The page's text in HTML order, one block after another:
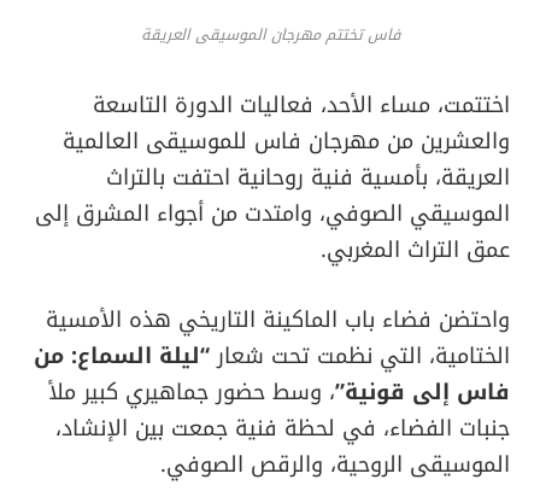
فاس تختتم مهرجان الموسيقى العريقة
اختتمت، مساء الأحد، فعاليات الدورة التاسعة
والعشرين من مهرجان فاس للموسيقى العالمية
العريقة، بأمسية فنية روحانية احتفت بالتراث
الموسيقي الصوفي، وامتدت من أجواء المشرق إلى
عمق التراث المغربي.
واحتضن فضاء باب الماكينة التاريخي هذه الأمسية
الختامية، التي نظمت تحت شعار“ليلة السماع: من
فاس إلى قونية”، وسط حضور جماهيري كبير ملأ
جنبات الفضاء، في لحظة فنية جمعت بين الإنشاد،
الموسيقى الروحية، والرقص الصوفي.